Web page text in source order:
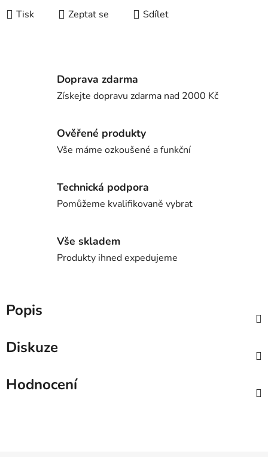
Tisk Zeptat se Sdílet
Doprava zdarma
Získejte dopravu zdarma nad 2000 Kč
Ověřené produkty
Vše máme ozkoušené a funkční
Technická podpora
Pomůžeme kvalifikovaně vybrat
Vše skladem
Produkty ihned expedujeme
Popis
Diskuze
Hodnocení